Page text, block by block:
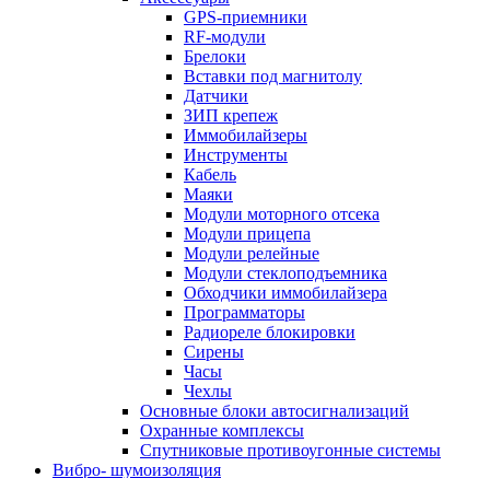
GPS-приемники
RF-модули
Брелоки
Вставки под магнитолу
Датчики
ЗИП крепеж
Иммобилайзеры
Инструменты
Кабель
Маяки
Модули моторного отсека
Модули прицепа
Модули релейные
Модули стеклоподъемника
Обходчики иммобилайзера
Программаторы
Радиореле блокировки
Сирены
Часы
Чехлы
Основные блоки автосигнализаций
Охранные комплексы
Спутниковые противоугонные системы
Вибро- шумоизоляция